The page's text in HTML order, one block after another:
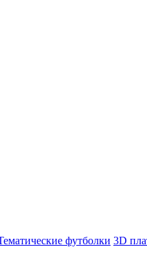
футболки 3D